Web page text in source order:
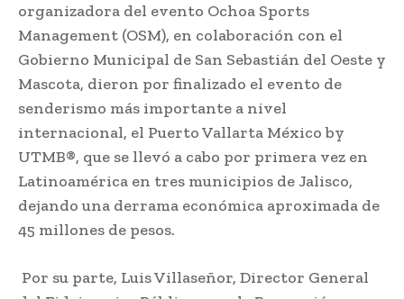
organizadora del evento Ochoa Sports
Management (OSM), en colaboración con el
Gobierno Municipal de San Sebastián del Oeste y
Mascota, dieron por finalizado el evento de
senderismo más importante a nivel
internacional, el Puerto Vallarta México by
UTMB®, que se llevó a cabo por primera vez en
Latinoamérica en tres municipios de Jalisco,
dejando una derrama económica aproximada de
45 millones de pesos.
Por su parte, Luis Villaseñor, Director General